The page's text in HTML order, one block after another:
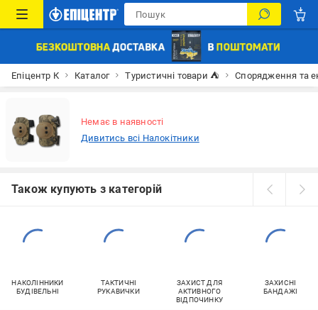
Епіцентр К Каталог Туристичні товари ⛺ Спорядження та
Немає в наявності
Дивитись всі Налокітники
Також купують з категорій
НАКОЛІННИКИ
БУДІВЕЛЬНІ
ТАКТИЧНІ
РУКАВИЧКИ
ЗАХИСТ ДЛЯ
АКТИВНОГО
ВІДПОЧИНКУ
ЗАХИСНІ
БАНДАЖІ